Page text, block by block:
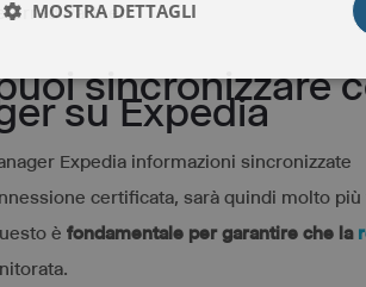
sincronizzare
su Expedia
certificata, sarà quindi molto
èfondamentale per garantire che la
MOSTRA DETTAGLI